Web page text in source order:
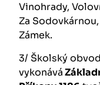
Vinohrady,
Za
Zámek.
3/ Školský
vykonává